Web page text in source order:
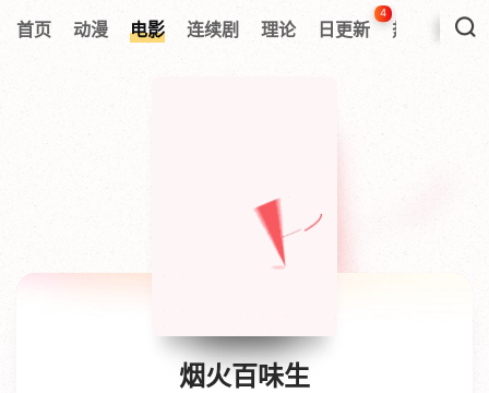
首页 动漫 电影 连续剧 理论 日更新
4
热搜榜
烟火百味生